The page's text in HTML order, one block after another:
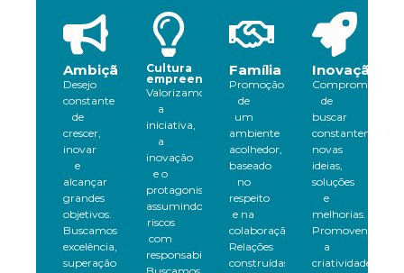
Ambição
Desejo
constante
de
crescer,
inovar
e
alcançar
grandes
objetivos.
Buscamos
excelência,
superação
Cultura
empreendedora
Valorizamos
a
iniciativa,
a
inovação
e o
protagonismo,
assumindo
riscos
com
responsabilidade.
Família
Promoção
de
um
ambiente
acolhedor,
baseado
no
respeito
e na
colaboração.
Relações
construídas
Inovação
Compromisso
de
buscar
constantemente
novas
ideias,
soluções
e
melhorias.
Promovendo
a
criatividade